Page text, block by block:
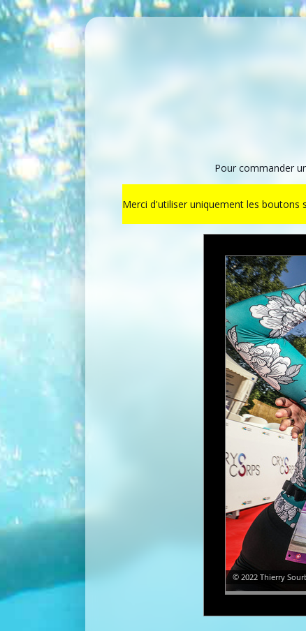
Pour commander
Merci d'utiliser uniquement les boutons